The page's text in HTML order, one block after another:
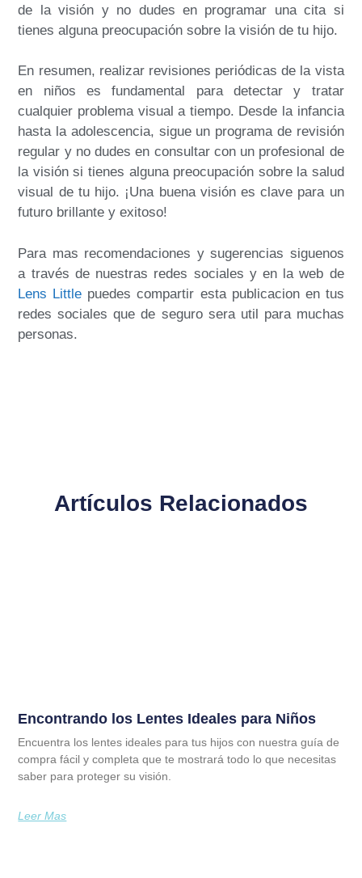
de la visión y no dudes en programar una cita si
tienes alguna preocupación sobre la visión de tu hijo.
En resumen, realizar revisiones periódicas de la vista
en niños es fundamental para detectar y tratar
cualquier problema visual a tiempo. Desde la infancia
hasta la adolescencia, sigue un programa de revisión
regular y no dudes en consultar con un profesional de
la visión si tienes alguna preocupación sobre la salud
visual de tu hijo. ¡Una buena visión es clave para un
futuro brillante y exitoso!
Para mas recomendaciones y sugerencias siguenos
a través de nuestras redes sociales y en la web de
Lens Little puedes compartir esta publicacion en tus
redes sociales que de seguro sera util para muchas
personas.
Artículos Relacionados
Encontrando los Lentes Ideales para Niños
Encuentra los lentes ideales para tus hijos con nuestra guía de
compra fácil y completa que te mostrará todo lo que necesitas
saber para proteger su visión.
Leer Mas